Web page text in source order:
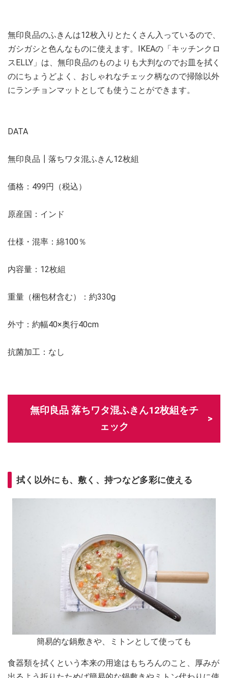
無印良品のふきんは12枚入りとたくさん入っているので、
ガシガシと色んなものに使えます。IKEAの「キッチンクロ
スELLY」は、無印良品のものよりも大判なのでお皿を拭く
のにちょうどよく、おしゃれなチェック柄なので掃除以外
にランチョンマットとしても使うことができます。
DATA
無印良品┃落ちワタ混ふきん12枚組
価格：499円（税込）
原産国：インド
仕様・混率：綿100％
内容量：12枚組
重量（梱包材含む）：約330g
外寸：約幅40×奥行40cm
抗菌加工：なし
無印良品 落ちワタ混ふきん12枚組をチ
ェック
拭く以外にも、敷く、持つなど多彩に使える
簡易的な鍋敷きや、ミトンとして使っても
食器類を拭くという本来の用途はもちろんのこと、厚みが